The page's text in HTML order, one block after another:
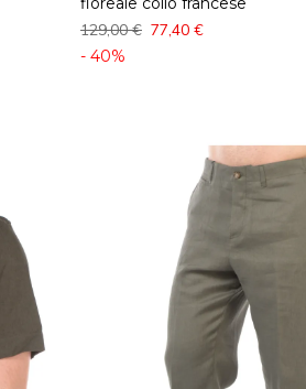
129,00 € 77,40 €
- 40%